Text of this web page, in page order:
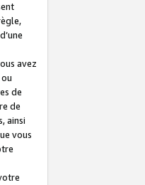
avez
de
de
ainsi
vous